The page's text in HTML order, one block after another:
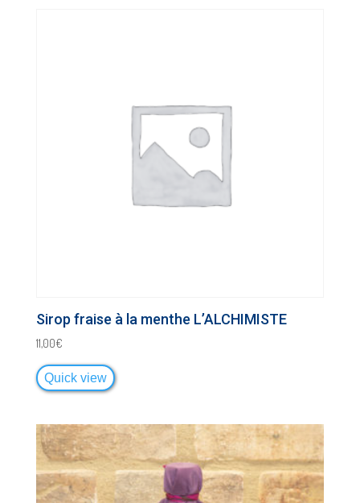
Sirop fraise à la menthe L’ALCHIMISTE
11,00€
Quick view